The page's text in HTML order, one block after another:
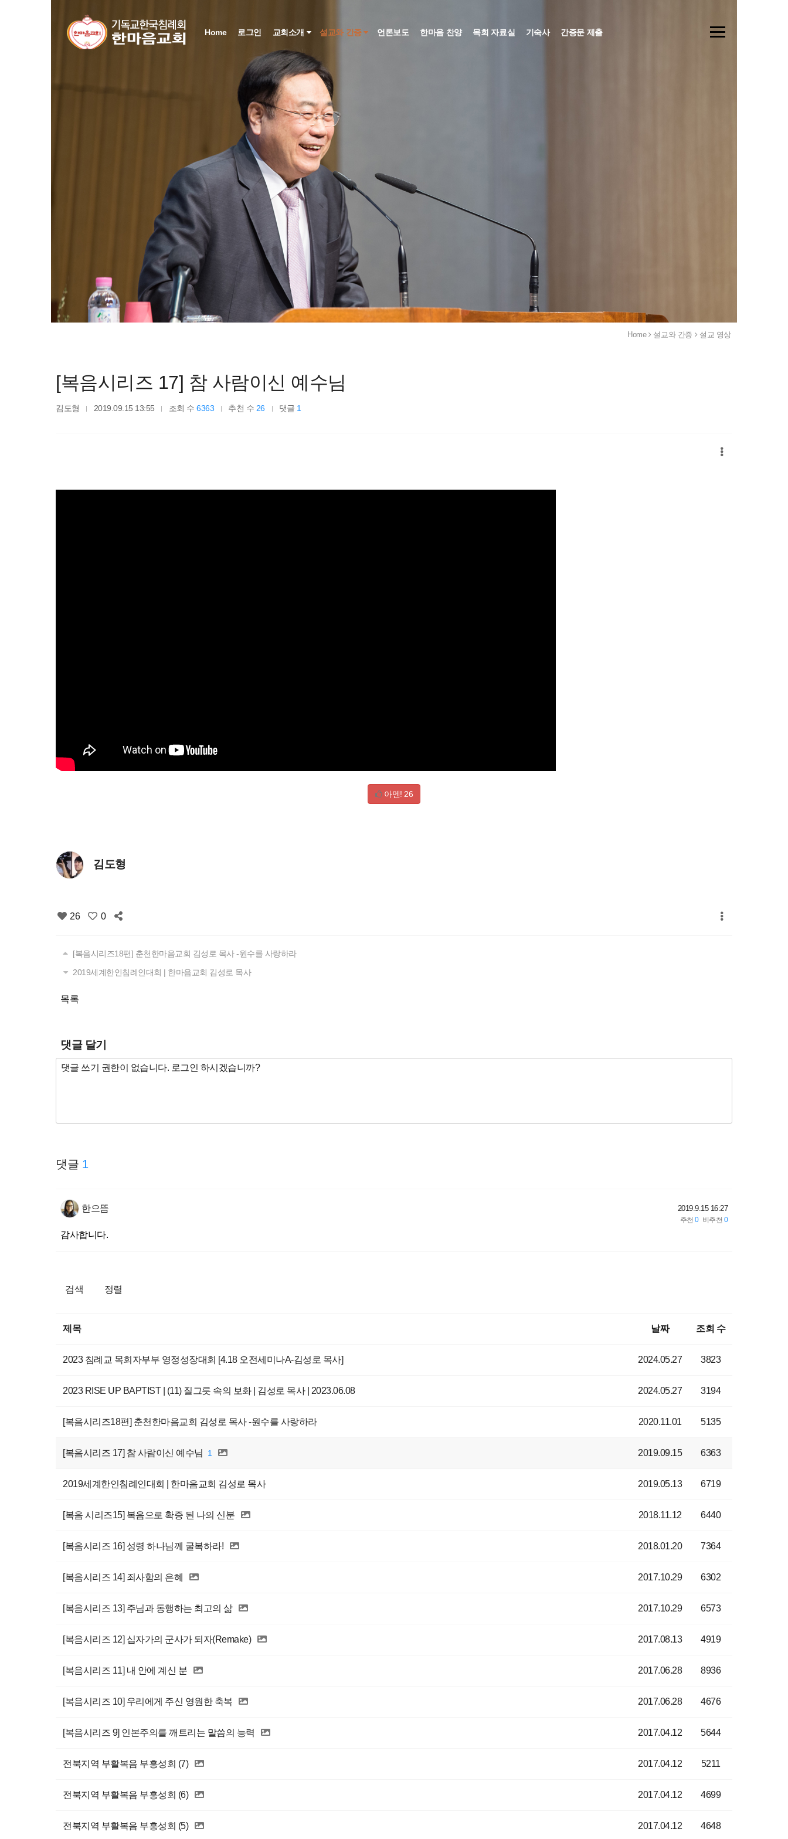
Home 로그인 교회소개 설교와 간증 언론보도 한마음 찬양 목회 자료실 기숙사 간증문 제출
Home 설교와 간증 설교 영상
[복음시리즈 17] 참 사람이신 예수님
김도형 2019.09.15 13:55 조회 수6363 추천 수 26 댓글 1
아멘! 26
김도형
26 0
[복음시리즈18편] 춘천한마음교회 김성로 목사 -원수를 사랑하라
2019세계한인침례인대회 | 한마음교회 김성로 목사
목록
댓글 달기
댓글 1
한으뜸 2019.9.15 16:27
감사합니다.
검색 정렬
제목 날짜 조회 수
2023 침례교 목회자부부 영정성장대회 [4.18 오전세미나A-김성로 목사] 2024.05.27 3823
2023 RISE UP BAPTIST | (11) 질그릇 속의 보화 | 김성로 목사 | 2023.06.08 2024.05.27 3194
[복음시리즈18편] 춘천한마음교회 김성로 목사 -원수를 사랑하라 2020.11.01 5135
[복음시리즈 17] 참 사람이신 예수님 1 2019.09.15 6363
2019세계한인침례인대회 | 한마음교회 김성로 목사 2019.05.13 6719
[복음 시리즈15] 복음으로 확증 된 나의 신분 2018.11.12 6440
[복음시리즈 16] 성령 하나님께 굴복하라! 2018.01.20 7364
[복음시리즈 14] 죄사함의 은혜 2017.10.29 6302
[복음시리즈 13] 주님과 동행하는 최고의 삶 2017.10.29 6573
[복음시리즈 12] 십자가의 군사가 되자(Remake) 2017.08.13 4919
[복음시리즈 11] 내 안에 계신 분 2017.06.28 8936
[복음시리즈 10] 우리에게 주신 영원한 축복 2017.06.28 4676
[복음시리즈 9] 인본주의를 깨트리는 말씀의 능력 2017.04.12 5644
전북지역 부활복음 부흥성회 (7) 2017.04.12 5211
전북지역 부활복음 부흥성회 (6) 2017.04.12 4699
전북지역 부활복음 부흥성회 (5) 2017.04.12 4648